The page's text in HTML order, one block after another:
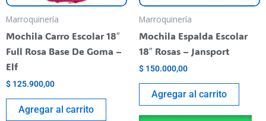
Marroquinería
Mochila Carro Escolar 18″
Full Rosa Base De Goma –
Elf
$ 125.900,00
Agregar al carrito
Marroquinería
Mochila Espalda Escolar
18″ Rosas – Jansport
$ 150.000,00
Agregar al carrito